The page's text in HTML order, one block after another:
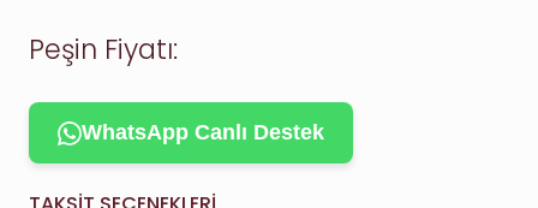
Peşin Fiyatı:
WhatsApp Canlı Destek